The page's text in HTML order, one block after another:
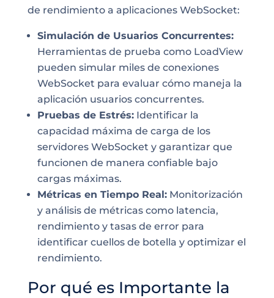
de rendimiento a aplicaciones WebSocket:
Simulación de Usuarios Concurrentes:
Herramientas de prueba como LoadView
pueden simular miles de conexiones
WebSocket para evaluar cómo maneja la
aplicación usuarios concurrentes.
Pruebas de Estrés:Identificar la
capacidad máxima de carga de los
servidores WebSocket y garantizar que
funcionen de manera confiable bajo
cargas máximas.
Métricas en Tiempo Real:Monitorización
y análisis de métricas como latencia,
rendimiento y tasas de error para
identificar cuellos de botella y optimizar el
rendimiento.
Por qué es Importante la